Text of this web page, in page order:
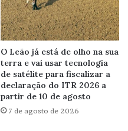
O Leão já está de olho na sua
terra e vai usar tecnologia
de satélite para fiscalizar a
declaração do ITR 2026 a
partir de 10 de agosto
7 de agosto de 2026